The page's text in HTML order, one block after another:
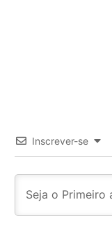
Inscrever-se